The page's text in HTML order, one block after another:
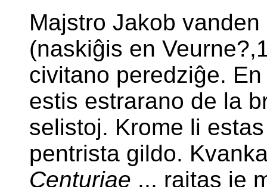
Majstro Jakob
(naskiĝis en
civitano peredziĝe.
estis estrarano de la
selistoj. Krome li
pentrista gildo.
Centuriae ... rajtas je